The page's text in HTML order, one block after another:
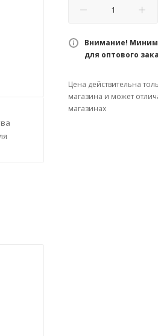
Внимание!
для оптового
Цена действительна
магазина и может
магазинах